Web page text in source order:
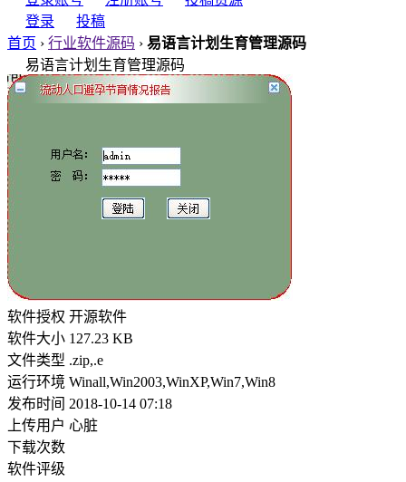
登录
投稿
首页 › 行业软件源码 › 易语言计划生育管理源码
易语言计划生育管理源码
软件授权 开源软件
软件大小 127.23 KB
文件类型 .zip,.e
运行环境 Winall,Win2003,WinXP,Win7,Win8
发布时间 2018-10-14 07:18
上传用户 心脏
下载次数
软件评级